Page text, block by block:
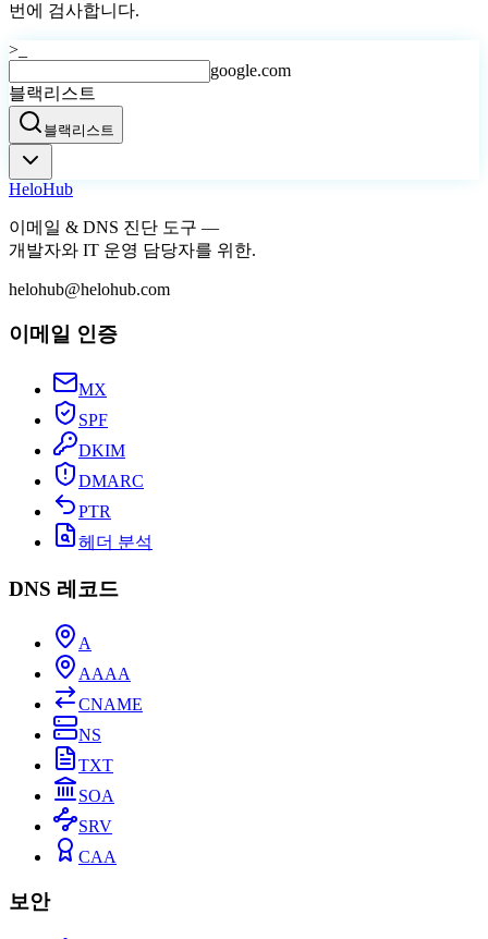
번에 검사합니다.
>_
google.com
블랙리스트
블랙리스트
HeloHub
이메일 & DNS 진단 도구 —
개발자와 IT 운영 담당자를 위한.
helohub@helohub.com
이메일 인증
MX
SPF
DKIM
DMARC
PTR
헤더 분석
DNS 레코드
A
AAAA
CNAME
NS
TXT
SOA
SRV
CAA
보안